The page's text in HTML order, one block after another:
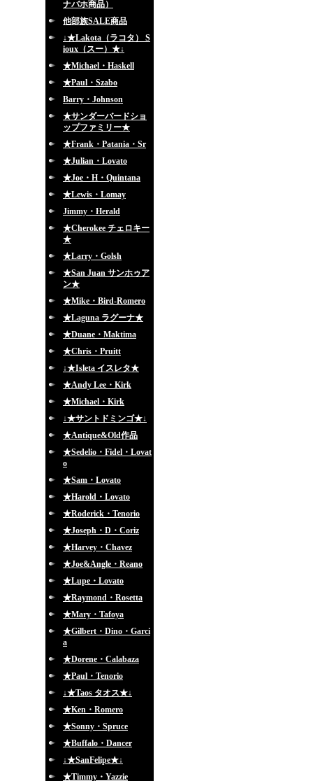
ナバホ商品）
他部族SALE商品
↓★Lakota（ラコタ） S
ioux（スー）★↓
★Michael・Haskell
★Paul・Szabo
Barry・Johnson
★サンダーバードショ
ップファミリー★
★Frank・Patania・Sr
★Julian・Lovato
★Joe・H・Quintana
★Lewis・Lomay
Jimmy・Herald
★Cherokee チェロキー
★
★Larry・Golsh
★San Juan サンホゥア
ン★
★Mike・Bird-Romero
★Laguna ラグーナ★
★Duane・Maktima
★Chris・Pruitt
↓★Isleta イスレタ★
★Andy Lee・Kirk
★Michael・Kirk
↓★サントドミンゴ★↓
★Antique&Old作品
★Sedelio・Fidel・Lovat
o
★Sam・Lovato
★Harold・Lovato
★Roderick・Tenorio
★Joseph・D・Coriz
★Harvey・Chavez
★Joe&Angle・Reano
★Lupe・Lovato
★Raymond・Rosetta
★Mary・Tafoya
★Gilbert・Dino・Garci
a
★Dorene・Calabaza
★Paul・Tenorio
↓★Taos タオス★↓
★Ken・Romero
★Sonny・Spruce
★Buffalo・Dancer
↓★SanFelipe★↓
★Timmy・Yazzie